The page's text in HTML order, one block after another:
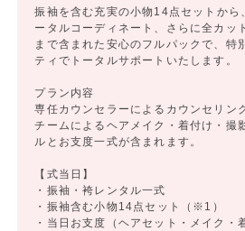
振袖を含む充実の小物14点セットから
ータルコーディネート、さらに全カッ
まで含まれた安心のフルパックで、特
ティでトータルサポートいたします。
プラン内容
専任カウンセラーによるカウンセリン
チームによるヘアメイク・着付け・撮
ルとお支度一式が含まれます。
【式当日】
・振袖・袴レンタル一式
・振袖含む小物14点セット（※1）
・当日お支度（ヘアセット・メイク・